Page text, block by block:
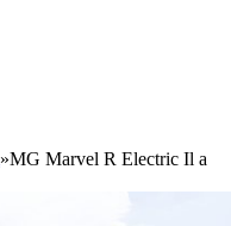
»MG Marvel R Electric Il a